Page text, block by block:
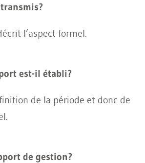
l’aspect formel.
est-il établi?
de la période et donc de
de gestion?